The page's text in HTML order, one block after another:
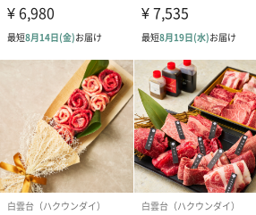
［和風だし72g］
大阪
［和風だし72g］
大阪
成分・原材
料・素材・材
質
［イベリコ豚バラ肉300g］
豚肉（スペイン産）
［イベリコ豚肩ロース140g］
豚肉（スペイン産）